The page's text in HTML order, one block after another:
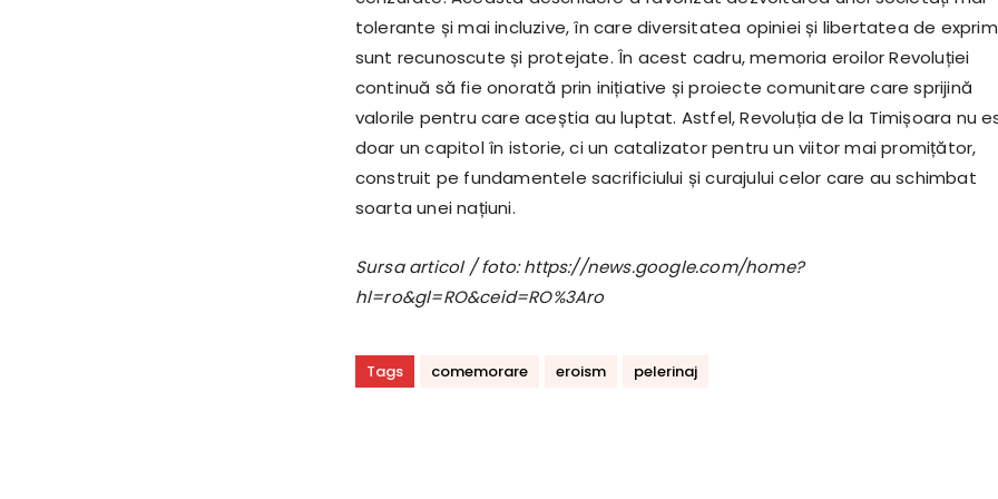
tolerante și mai incluzive, în care diversitatea opiniei și libertatea de
sunt recunoscute și protejate. În acest cadru, memoria eroilor Revoluției
continuă să fie onorată prin inițiative și proiecte comunitare care sprijină
valorile pentru care aceștia au luptat. Astfel, Revoluția de la Timișoara nu
doar un capitol în istorie, ci un catalizator pentru un viitor mai promițător,
construit pe fundamentele sacrificiului și curajului celor care au schimbat
soarta unei națiuni.
Sursa articol / foto: https://news.google.com/home?
hl=ro&gl=RO&ceid=RO%3Aro
Tags comemorare eroism pelerinaj